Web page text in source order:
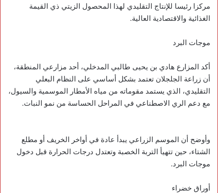
مركزا رئيسا للإنتاج التقليدي لهذا المحصول الزيتي ذي القيمة
الغذائية والاقتصادية العالية.
موجات البرد
أكد المزارع هادي بن يحيى طالبي المدخلي، أحد مزارعي المنطقة،
أن زراعة الجلجلان تعتمد بشكل أساسي على النظام البعلي
التقليدي، الذي يستمد مقوماته من مياه الأمطار الموسمية والسيول،
مع دعم الري الاصطناعي في المراحل الحساسة من نمو النبات.
وأوضح أن الموسم الزراعي يبدأ عادة في أواخر الخريف أو مطلع
الشتاء، حين تتهيأ التربة الخصبة وتعتدل درجات الحرارة قبل دخول
موجات البرد.
أوراق خضراء